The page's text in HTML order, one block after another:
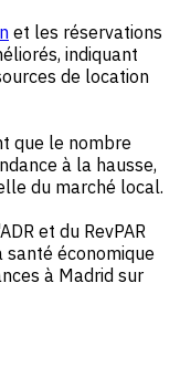
et les réservations
indiquant
de location
que le nombre
à la hausse,
du marché local.
et du RevPAR
économique
à Madrid sur